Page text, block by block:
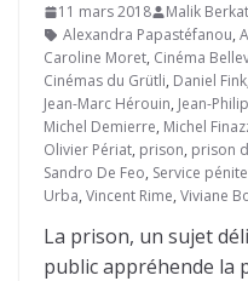
11 mars 2018 Malik
Alexandra Papastéfanou,
Caroline Moret, Cinéma
Cinémas du Grütli, Daniel Fink
Jean-Marc Hérouin, Jean-
Michel Demierre, Michel
Olivier Périat, prison, prison
Sandro De Feo, Service
Urba, Vincent Rime, Viviane
La prison, un sujet
public appréhende la